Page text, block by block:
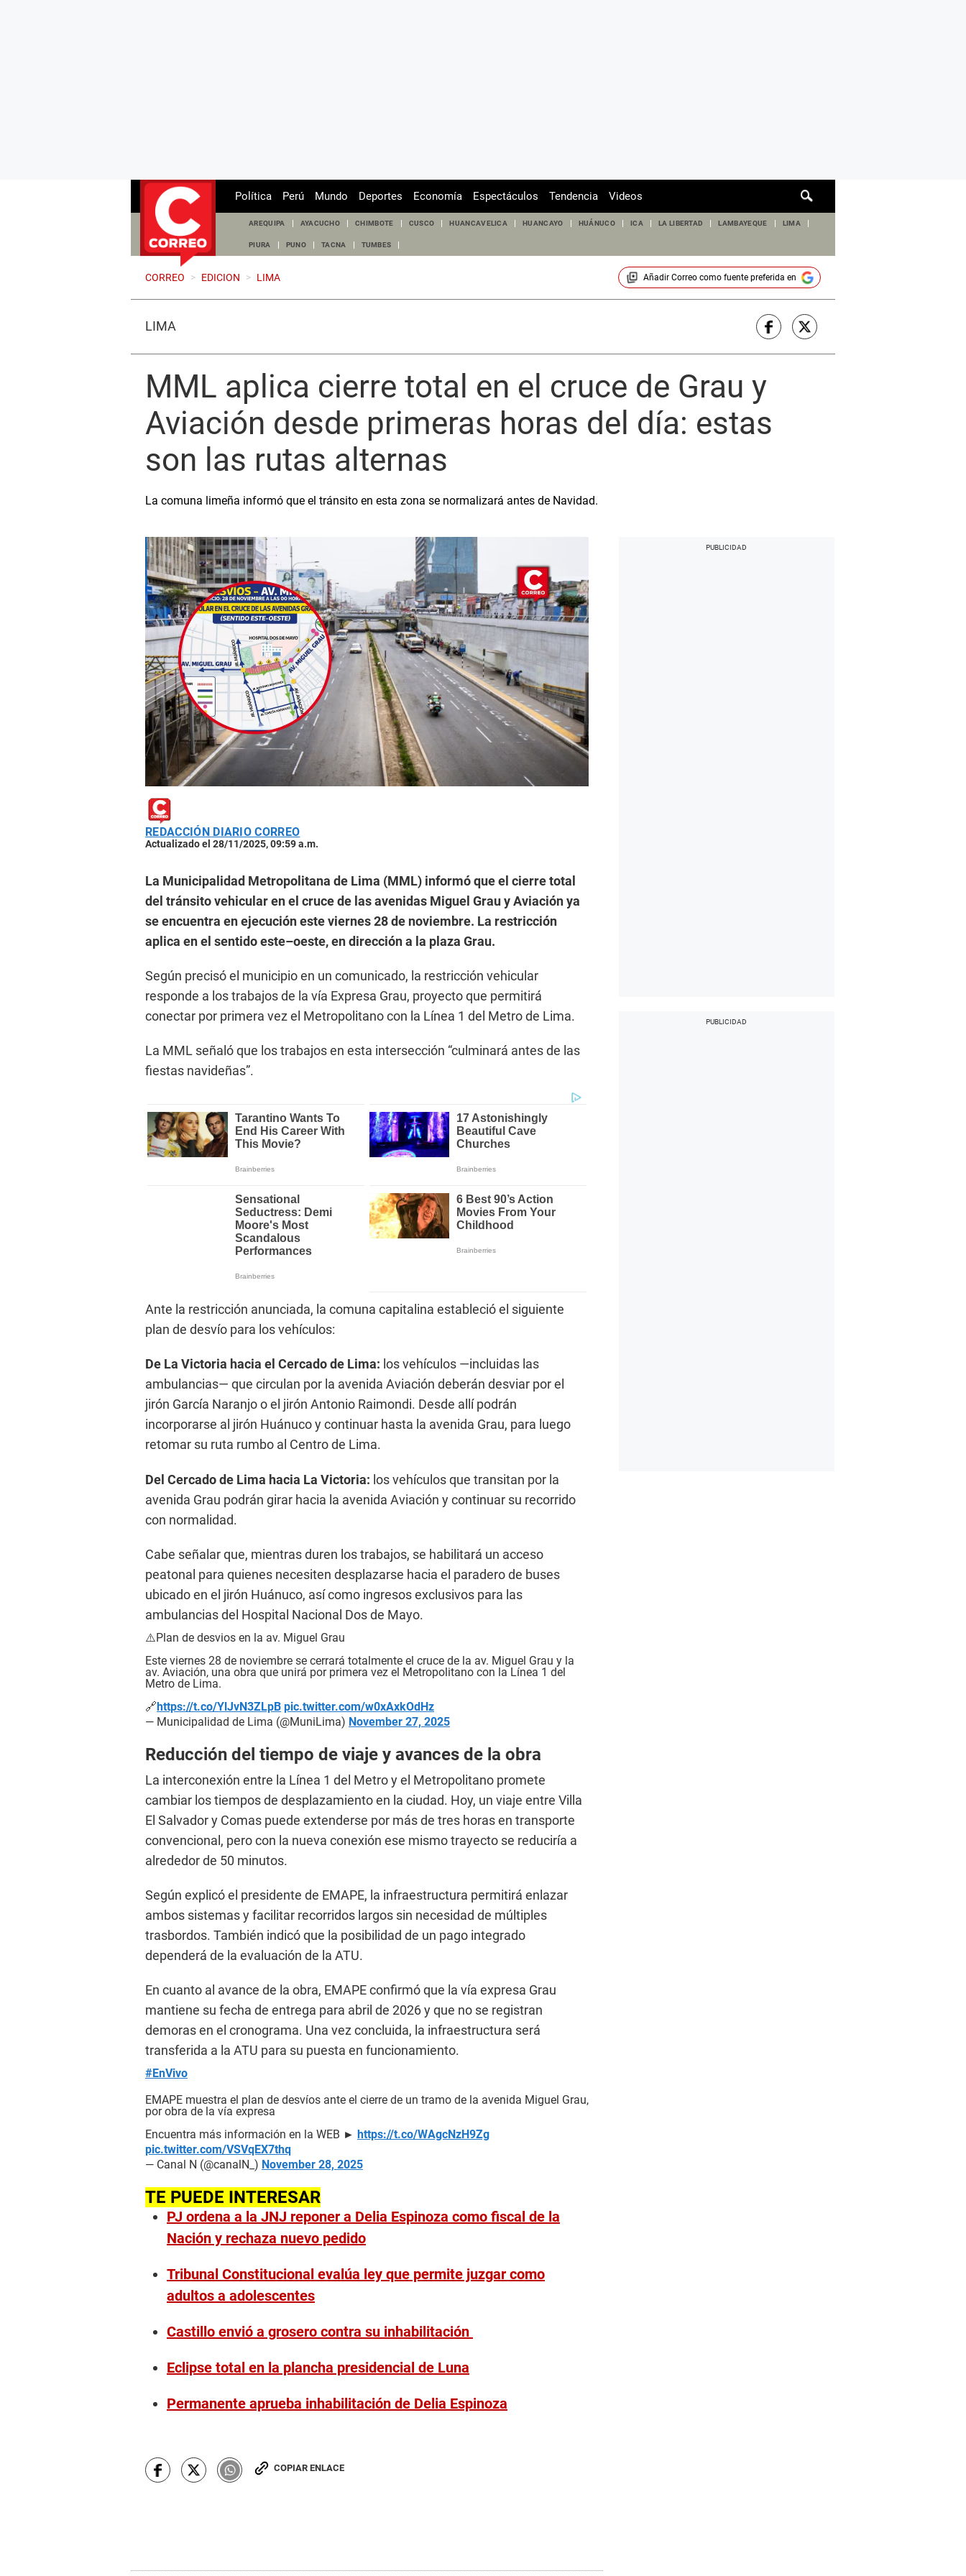
de
Política Perú Mundo Deportes Economía Espectáculos Tendencia Videos
AREQUIPA AYACUCHO CHIMBOTE CUSCO HUANCAVELICA HUANCAYO HUÁNUCO ICA LA LIBERTAD LAMBAYEQUE LIMA
PIURA PUNO TACNA TUMBES
CORREO > EDICION > LIMA Añadir Correocomo fuente preferida en
LIMA
MML aplica cierre total en el cruce de Grau y
Aviación desde primeras horas del día: estas
son las rutas alternas
La comuna limeña informó que el tránsito en esta zona se normalizará antes de Navidad.
REDACCIÓN DIARIO CORREO
Actualizado el 28/11/2025, 09:59 a.m.
La Municipalidad Metropolitana de Lima (MML) informó que el cierre total
del tránsito vehicular en el cruce de las avenidas Miguel Grau y Aviación ya
se encuentra en ejecución este viernes 28 de noviembre. La restricción
aplica en el sentido este–oeste, en dirección a la plaza Grau.
Según precisó el municipio en un comunicado, la restricción vehicular
responde a los trabajos de la vía Expresa Grau, proyecto que permitirá
conectar por primera vez el Metropolitano con la Línea 1 del Metro de Lima.
La MML señaló que los trabajos en esta intersección “culminará antes de las
fiestas navideñas”.
Ante la restricción anunciada, la comuna capitalina estableció el siguiente
plan de desvío para los vehículos:
De La Victoria hacia el Cercado de Lima: los vehículos —incluidas las
ambulancias— que circulan por la avenida Aviación deberán desviar por el
jirón García Naranjo o el jirón Antonio Raimondi. Desde allí podrán
incorporarse al jirón Huánuco y continuar hasta la avenida Grau, para luego
retomar su ruta rumbo al Centro de Lima.
Del Cercado de Lima hacia La Victoria: los vehículos que transitan por la
avenida Grau podrán girar hacia la avenida Aviación y continuar su recorrido
con normalidad.
Cabe señalar que, mientras duren los trabajos, se habilitará un acceso
peatonal para quienes necesiten desplazarse hacia el paradero de buses
ubicado en el jirón Huánuco, así como ingresos exclusivos para las
ambulancias del Hospital Nacional Dos de Mayo.
⚠️Plan de desvios en la av. Miguel Grau
Este viernes 28 de noviembre se cerrará totalmente el cruce de la av. Miguel Grau y la
av. Aviación, una obra que unirá por primera vez el Metropolitano con la Línea 1 del
Metro de Lima.
🔗https://t.co/YlJvN3ZLpB pic.twitter.com/w0xAxkOdHz
— Municipalidad de Lima (@MuniLima) November 27, 2025
Reducción del tiempo de viaje y avances de la obra
La interconexión entre la Línea 1 del Metro y el Metropolitano promete
cambiar los tiempos de desplazamiento en la ciudad. Hoy, un viaje entre Villa
El Salvador y Comas puede extenderse por más de tres horas en transporte
convencional, pero con la nueva conexión ese mismo trayecto se reduciría a
alrededor de 50 minutos.
Según explicó el presidente de EMAPE, la infraestructura permitirá enlazar
ambos sistemas y facilitar recorridos largos sin necesidad de múltiples
trasbordos. También indicó que la posibilidad de un pago integrado
dependerá de la evaluación de la ATU.
En cuanto al avance de la obra, EMAPE confirmó que la vía expresa Grau
mantiene su fecha de entrega para abril de 2026 y que no se registran
demoras en el cronograma. Una vez concluida, la infraestructura será
transferida a la ATU para su puesta en funcionamiento.
#EnVivo
EMAPE muestra el plan de desvíos ante el cierre de un tramo de la avenida Miguel Grau,
por obra de la vía expresa
Encuentra más información en la WEB ► https://t.co/WAgcNzH9Zg
pic.twitter.com/VSVqEX7thq
— Canal N (@canalN_) November 28, 2025
TE PUEDE INTERESAR
PJ ordena a la JNJ reponer a Delia Espinoza como fiscal de la
Nación y rechaza nuevo pedido
Tribunal Constitucional evalúa ley que permite juzgar como
adultos a adolescentes
Castillo envió a grosero contra su inhabilitación
Eclipse total en la plancha presidencial de Luna
Permanente aprueba inhabilitación de Delia Espinoza
COPIAR ENLACE